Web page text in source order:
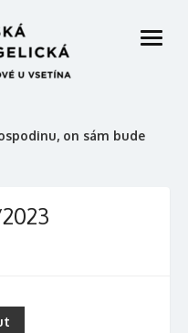
on sám bude
open